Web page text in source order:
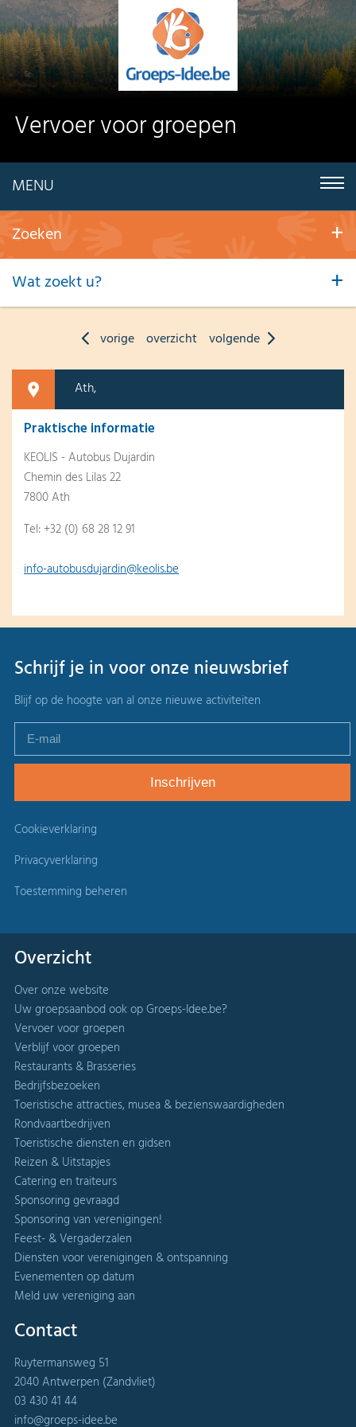
Vervoer voor groepen
MENU
Zoeken
Wat zoekt u?
vorige overzicht volgende
Ath,
Praktische informatie
KEOLIS - Autobus Dujardin
Chemin des Lilas 22
7800 Ath
Tel: +32 (0) 68 28 12 91
info-autobusdujardin@keolis.be
Schrijf je in voor onze nieuwsbrief
Blijf op de hoogte van al onze nieuwe activiteiten
Cookieverklaring
Privacyverklaring
Toestemming beheren
Overzicht
Over onze website
Uw groepsaanbod ook op Groeps-Idee.be?
Vervoer voor groepen
Verblijf voor groepen
Restaurants & Brasseries
Bedrijfsbezoeken
Toeristische attracties, musea & bezienswaardigheden
Rondvaartbedrijven
Toeristische diensten en gidsen
Reizen & Uitstapjes
Catering en traiteurs
Sponsoring gevraagd
Sponsoring van verenigingen!
Feest- & Vergaderzalen
Diensten voor verenigingen & ontspanning
Evenementen op datum
Meld uw vereniging aan
Contact
Ruytermansweg 51
2040 Antwerpen (Zandvliet)
03 430 41 44
info@groeps-idee.be